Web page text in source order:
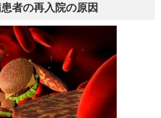
者の再入院の原因